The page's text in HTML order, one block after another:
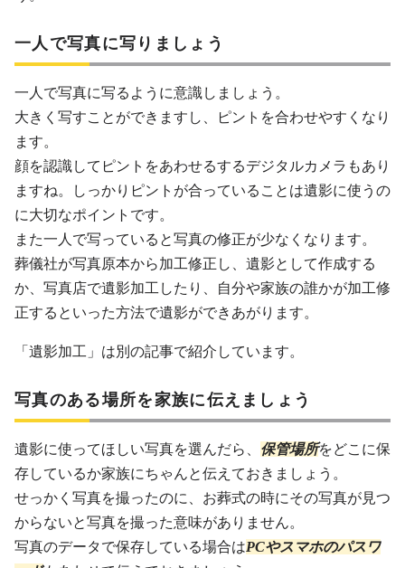
一人で写真に写りましょう
一人で写真に写るように意識しましょう。
大きく写すことができますし、ピントを合わせやすくなり
ます。
顔を認識してピントをあわせるするデジタルカメラもあり
ますね。しっかりピントが合っていることは遺影に使うの
に大切なポイントです。
また一人で写っていると写真の修正が少なくなります。
葬儀社が写真原本から加工修正し、遺影として作成する
か、写真店で遺影加工したり、自分や家族の誰かが加工修
正するといった方法で遺影ができあがります。
「遺影加工」は別の記事で紹介しています。
写真のある場所を家族に伝えましょう
遺影に使ってほしい写真を選んだら、 保管場所をどこに保
存しているか家族にちゃんと伝えておきましょう。
せっかく写真を撮ったのに、お葬式の時にその写真が見つ
からないと写真を撮った意味がありません。
写真のデータで保存している場合はPCやスマホのパスワ